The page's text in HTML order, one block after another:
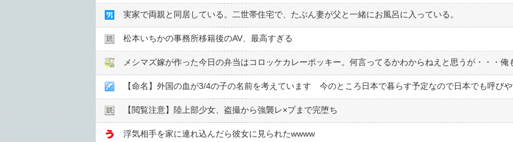
実家で両親と同居している。二世帯住宅で、たぶん妻が父と一緒にお風呂に入っている。
松本いちかの事務所移籍後のAV、最高すぎる
【閲覧注意】陸上部少女、盗撮から強襲レ×プまで完堕ち
浮気相手を家に連れ込んだら彼女に見られたwwww